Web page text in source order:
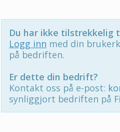
Du har ikke tilstrekkelig
Logg inn med din
på bedriften.
Er dette din bedrift?
Kontakt oss på e-post:
synliggjort bedriften på